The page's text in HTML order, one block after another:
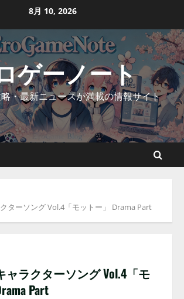
8月 10, 2026
ゲーノート
・最新ニュースが満載の情報サイト
ターソング Vol.4「モットー」 Drama Part
ャラクターソング Vol.4「モ
Part